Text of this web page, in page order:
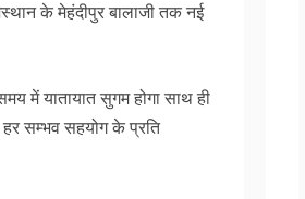
के मेहंदीपुर बालाजी तक नई
में यातायात सुगम होगा साथ ही
सम्भव सहयोग के प्रति